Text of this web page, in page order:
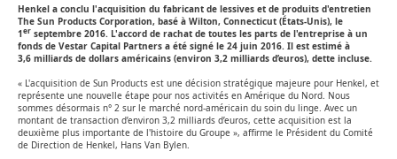
Open
Slideshow
Henkel a conclu l'acquisition du fabricant de lessives et de produits d'entretien
The Sun Products Corporation, basé à Wilton, Connecticut (États-Unis), le
1er septembre 2016. L'accord de rachat de toutes les parts de l'entreprise à un
fonds de Vestar Capital Partners a été signé le 24 juin 2016. Il est estimé à
3,6 milliards de dollars américains (environ 3,2 milliards d’euros), dette incluse.
« L'acquisition de Sun Products est une décision stratégique majeure pour Henkel, et
représente une nouvelle étape pour nos activités en Amérique du Nord. Nous
sommes désormais n° 2 sur le marché nord-américain du soin du linge. Avec un
montant de transaction d’environ 3,2 milliards d’euros, cette acquisition est la
deuxième plus importante de l'histoire du Groupe », affirme le Président du Comité
de Direction de Henkel, Hans Van Bylen.